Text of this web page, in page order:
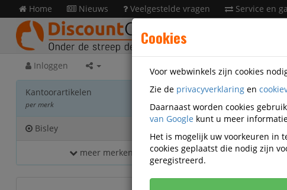
Home Nieuws Veelgestelde vragen Service en
Inloggen
Kantoorartikelen
per merk
Bisley
meer merken...
Cookies
Voor webwinkels zijn cookies
Zie de privacyverklaring en
Daarnaast worden cookies
van Google kunt u meer
Het is mogelijk uw voorkeuren in
cookies geplaatst die nodig zijn
geregistreerd.